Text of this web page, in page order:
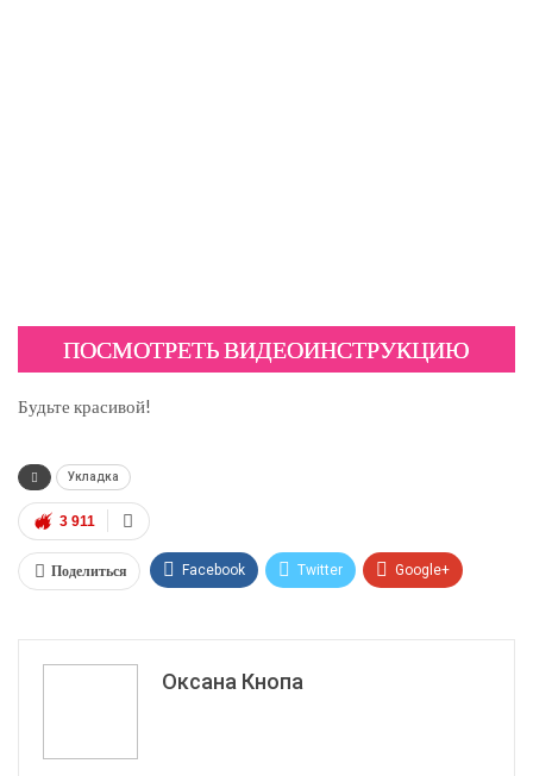
ПОСМОТРЕТЬ ВИДЕОИНСТРУКЦИЮ
Будьте красивой!
Укладка
3 911
Поделиться Facebook Twitter Google+
Оксана Кнопа